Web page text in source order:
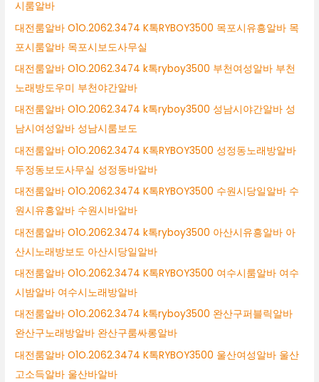
시룸알바
대전룸알바 O1O.2062.3474 K톡RYBOY3500 목포시유흥알바 목
포시룸알바 목포시보도사무실
대전룸알바 O1O.2062.3474 k톡ryboy3500 부천여성알바 부천
노래방도우미 부천야간알바
대전룸알바 O1O.2062.3474 k톡ryboy3500 성남시야간알바 성
남시여성알바 성남시룸보도
대전룸알바 O1O.2062.3474 K톡RYBOY3500 성정동노래방알바
두정동보도사무실 성정동바알바
대전룸알바 O1O.2062.3474 K톡RYBOY3500 수원시당일알바 수
원시유흥알바 수원시바알바
대전룸알바 O1O.2062.3474 k톡ryboy3500 아산시유흥알바 아
산시노래방보도 아산시당일알바
대전룸알바 O1O.2062.3474 K톡RYBOY3500 여수시룸알바 여수
시밤알바 여수시노래방알바
대전룸알바 O1O.2062.3474 k톡ryboy3500 완산구퍼블릭알바
완산구노래방알바 완산구룸싸롱알바
대전룸알바 O1O.2062.3474 K톡RYBOY3500 울산여성알바 울산
고소득알바 울산바알바